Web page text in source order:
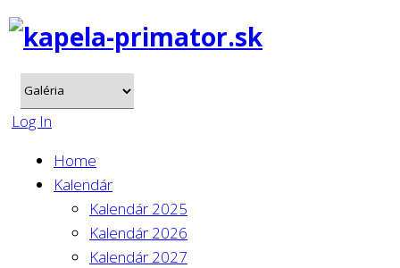
Log In
Home
Kalendár
Kalendár 2025
Kalendár 2026
Kalendár 2027